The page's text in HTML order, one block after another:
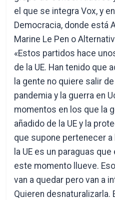
el que se integra Vox, y
Democracia, donde está
Marine Le Pen o
«Estos partidos hace
de la UE. Han tenido que
la gente no quiere salir de
pandemia y la guerra en
momentos en los que la
añadido de la UE y la
que supone pertenecer a
la UE es un paraguas
este momento llueve.
van a quedar pero van a
Quieren desnaturalizarla.